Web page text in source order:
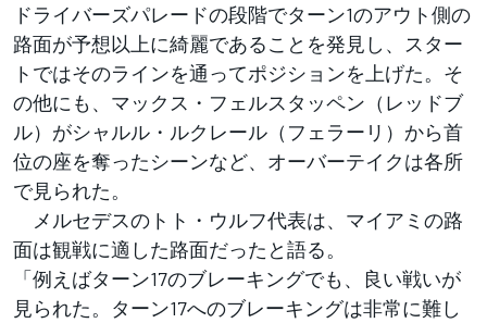
ドライバーズパレードの段階でターン1のアウト側の
路面が予想以上に綺麗であることを発見し、スター
トではそのラインを通ってポジションを上げた。そ
の他にも、マックス・フェルスタッペン（レッドブ
ル）がシャルル・ルクレール（フェラーリ）から首
位の座を奪ったシーンなど、オーバーテイクは各所
で見られた。
メルセデスのトト・ウルフ代表は、マイアミの路
面は観戦に適した路面だったと語る。
「例えばターン17のブレーキングでも、良い戦いが
見られた。ターン17へのブレーキングは非常に難し